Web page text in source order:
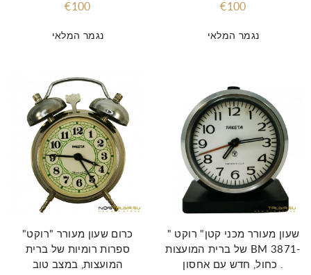
נגמר המלאי
€100
נגמר המלאי
€100
כרום שעון מעורר "רוקט"
ספרות רומיות של ברית
המועצות, במצב טוב
שעון מעורר מכני קטן" רוקט "
של ברית המועצות BM 3871-
כחול, חדש עם אחסון .